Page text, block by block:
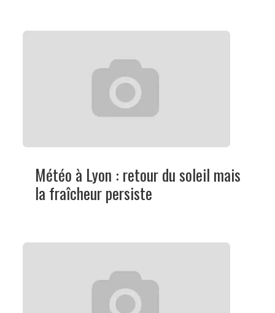
Météo à Lyon : retour du soleil mais
la fraîcheur persiste